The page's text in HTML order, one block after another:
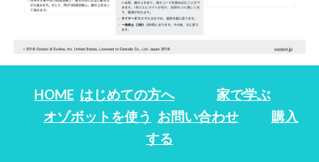
HOME はじめての方へ
家で学ぶ
オゾボットを使う お問い合わせ
購入
する